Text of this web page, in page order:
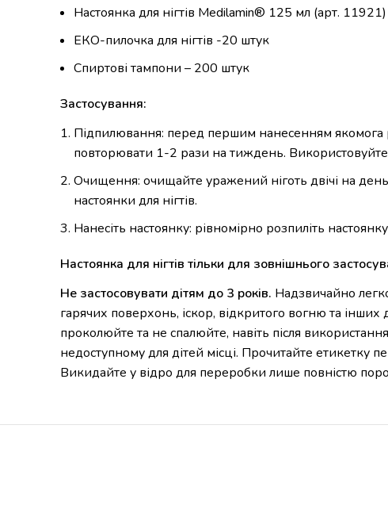
Настоянка для нігтів Medilamin® 125 мл (арт. 11921)
ЕКО-пилочка для нігтів -20 штук
Спиртові тампони – 200 штук
Застосування:
Підпилювання: перед першим нанесенням якомога
повторювати 1-2 рази на тиждень.
Очищення: очищайте уражений ніготь двічі на
настоянки для нігтів.
Нанесіть настоянку: рівномірно розпиліть
Настоянка для нігтів тільки для зовнішнього
Не застосовувати дітям до 3 років. Надзвичайно
гарячих поверхонь, іскор, відкритого вогню та
проколюйте та не спалюйте, навіть після
недоступному для дітей місці. Прочитайте
Викидайте у відро для переробки лише повністю